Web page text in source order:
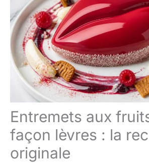
Entremets aux
façon lèvres : la
originale